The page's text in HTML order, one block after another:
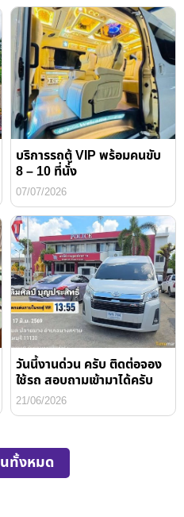
บริการรถตู้ VIP พร้อมคนขับ
8 – 10 ที่นั่ง
07/07/2026
วันนี้งานด่วน ครับ ติดต่อจอง
ใช้รถ สอบถามเข้ามาได้ครับ
21/06/2026
ทั้งหมด